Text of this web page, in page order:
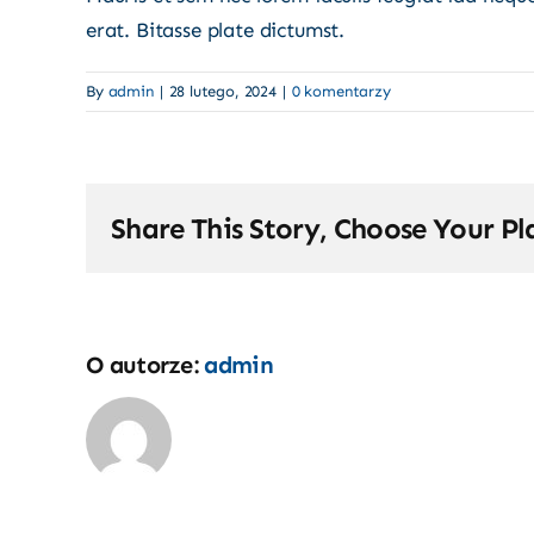
erat. Bitasse plate dictumst.
By admin | 28 lutego, 2024 | 0 komentarzy
Share This Story, Choose Your
O autorze:admin